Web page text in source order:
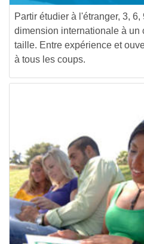
Partir étudier à l'étranger, 3,
dimension internationale à un
taille. Entre expérience et
à tous les coups.